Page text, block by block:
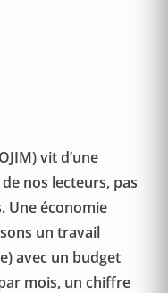
vit d’une
nos lecteurs, pas
Une économie
un travail
avec un budget
mois, un chiffre